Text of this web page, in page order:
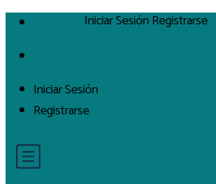
Iniciar Sesión
Registrarse
Iniciar Sesión Registrarse